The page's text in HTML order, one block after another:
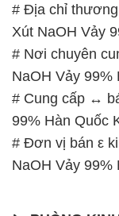
# Địa chỉ
Xút NaOH Vảy
# Nơi chuyên
NaOH Vảy 99%
# Cung cấp ↔
99% Hàn Quốc
# Đơn vị bán ε
NaOH Vảy 99%